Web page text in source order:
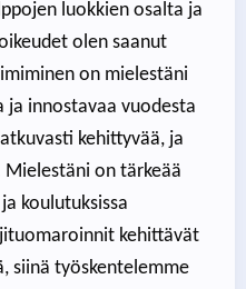
luokkien osalta ja
olen saanut
on mielestäni
ja innostavaa vuodesta
kehittyvää, ja
on tärkeää
koulutuksissa
kehittävät
siinä työskentelemme